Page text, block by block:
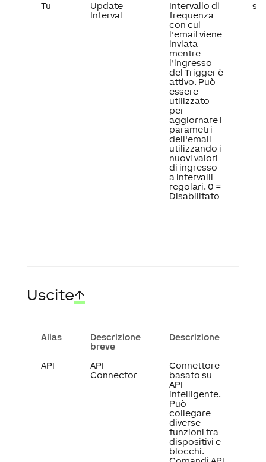
Tu
Update
Interval
Intervallo di
frequenza
con cui
l'email viene
inviata
mentre
l'ingresso
del Trigger è
attivo. Può
essere
utilizzato
per
aggiornare i
parametri
dell'email
utilizzando i
nuovi valori
di ingresso
a intervalli
regolari. 0 =
Disabilitato
s
Uscite↑
Alias
Descrizione
breve
Descrizione
API
API
Connector
Connettore
basato su
API
intelligente.
Può
collegare
diverse
funzioni tra
dispositivi e
blocchi.